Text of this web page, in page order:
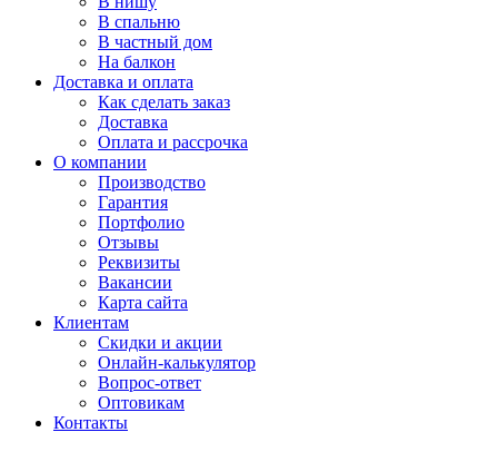
В спальню
В частный дом
На балкон
Доставка и оплата
Как сделать заказ
Доставка
Оплата и рассрочка
О компании
Производство
Гарантия
Портфолио
Отзывы
Реквизиты
Вакансии
Карта сайта
Клиентам
Скидки и акции
Онлайн-калькулятор
Вопрос-ответ
Оптовикам
Контакты